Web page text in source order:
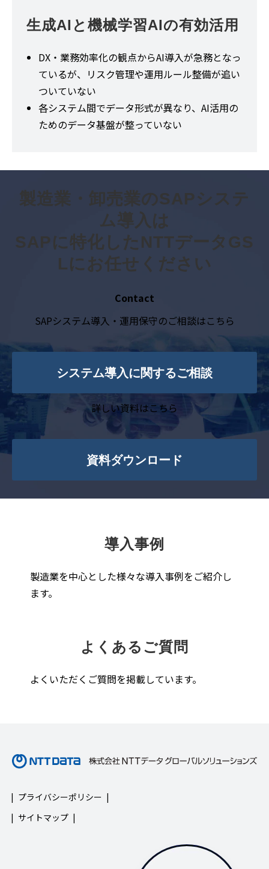
生成AIと機械学習AIの有効活用
DX・業務効率化の観点からAI導入が急務となっ
ているが、リスク管理や運用ルール整備が追い
ついていない
各システム間でデータ形式が異なり、AI活用の
ためのデータ基盤が整っていない
製造業・卸売業のSAPシステ
ム導入は
SAPに特化したNTTデータGS
Lにお任せください
Contact
SAPシステム導入・運用保守のご相談はこちら
システム導入に関するご相談
詳しい資料はこちら
資料ダウンロード
導入事例
製造業を中心とした様々な導入事例をご紹介し
ます。
よくあるご質問
よくいただくご質問を掲載しています。
プライバシーポリシー
サイトマップ